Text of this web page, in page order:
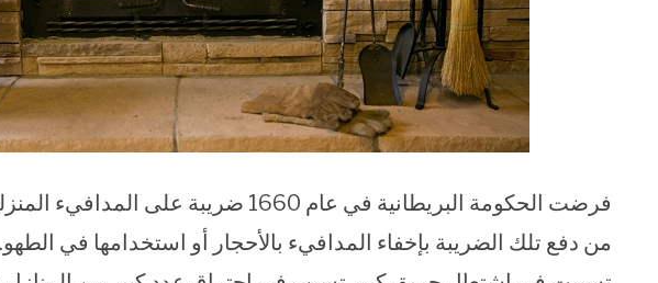
فرضت الحكومة البريطانية في عام 1660 ضريبة
من دفع تلك الضريبة بإخفاء المدافيء بالأحجار أو استخدامها في